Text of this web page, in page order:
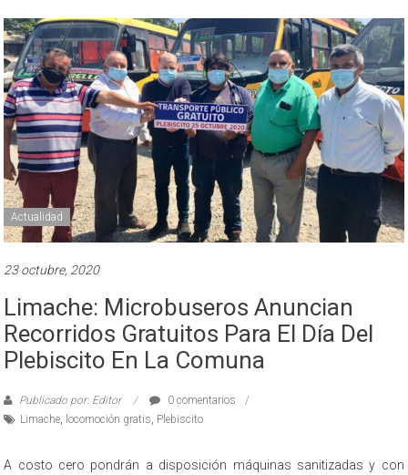
Actualidad
23 octubre, 2020
Limache: Microbuseros Anuncian
Recorridos Gratuitos Para El Día Del
Plebiscito En La Comuna
Publicado por: Editor
0 comentarios
Limache
locomoción gratis Plebiscito
A costo cero pondrán a disposición máquinas sanitizadas y con